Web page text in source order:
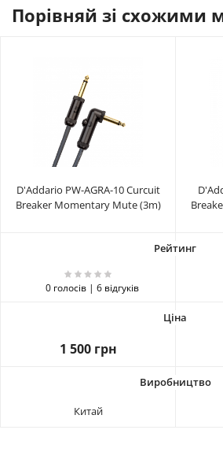
Порівняй зі схожими
D'Addario PW-AGRA-10 Curcuit
Breaker Momentary Mute (3m)
0 голосів | 6 відгуків
1 500 грн
Китай